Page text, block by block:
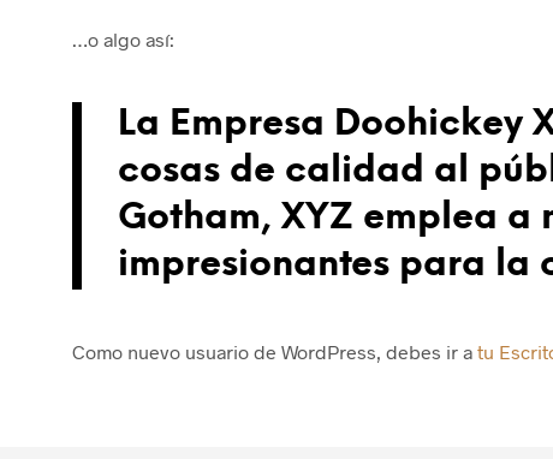
…o algo así:
La Empresa Doohickey
cosas de calidad al
Gotham, XYZ emplea a
impresionantes para la
Como nuevo usuario de WordPress, debes ir a tu